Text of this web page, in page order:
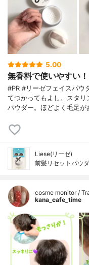
5.00
無香料で使いやすい
#PR #リーゼフェイスパウ
てつかってもよし。スタ
パウダー。ほどよく毛足
Liese(リーゼ)
前髪リセットパウ
cosme monitor /
kana_cafe_time